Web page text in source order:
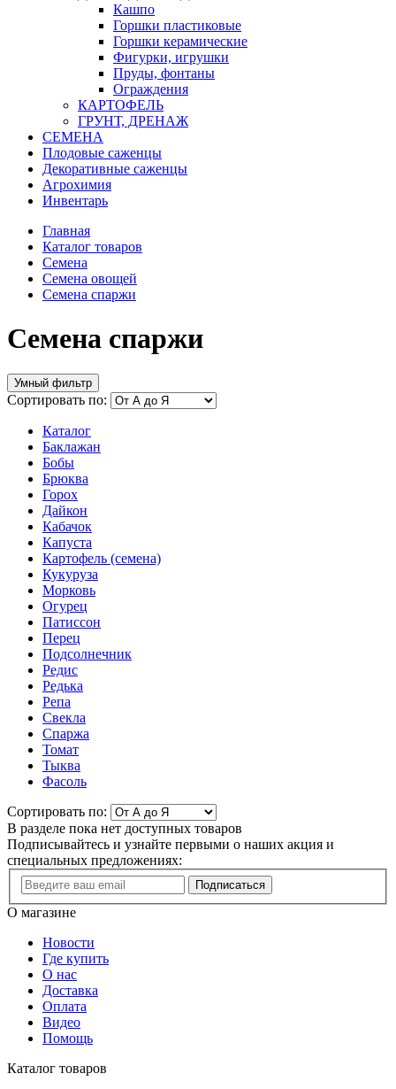
Кашпо
Горшки пластиковые
Горшки керамические
Фигурки, игрушки
Пруды, фонтаны
Ограждения
КАРТОФЕЛЬ
ГРУНТ, ДРЕНАЖ
СЕМЕНА
Плодовые саженцы
Декоративные саженцы
Агрохимия
Инвентарь
Главная
Каталог товаров
Семена
Семена овощей
Семена спаржи
Семена спаржи
Умный фильтр
Сортировать по:
Каталог
Баклажан
Бобы
Брюква
Горох
Дайкон
Кабачок
Капуста
Картофель (семена)
Кукуруза
Морковь
Огурец
Патиссон
Перец
Подсолнечник
Редис
Редька
Репа
Свекла
Спаржа
Томат
Тыква
Фасоль
Сортировать по:
В разделе пока нет доступных товаров
Подписывайтесь и узнайте первыми о наших акция и
специальных предложениях:
Подписаться
О магазине
Новости
Где купить
О нас
Доставка
Оплата
Видео
Помощь
Каталог товаров